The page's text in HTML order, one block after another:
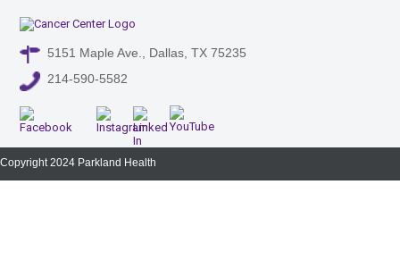
5151 Maple Ave., Dallas, TX 75235
214-590-5582
Copyright 2024 Parkland Health